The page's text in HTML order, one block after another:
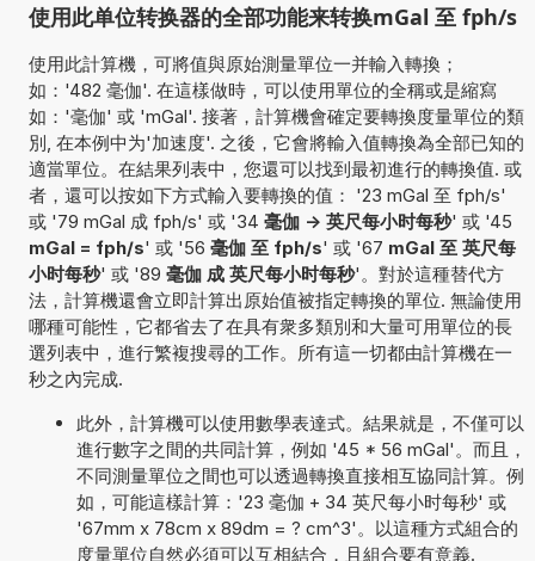
使用此单位转换器的全部功能来转换mGal 至 fph/s
使用此計算機，可將值與原始測量單位一并輸入轉換；
如：'482 毫伽'. 在這樣做時，可以使用單位的全稱或是縮寫
如：'毫伽' 或 'mGal'. 接著，計算機會確定要轉換度量單位的類
別, 在本例中为'加速度'. 之後，它會將輸入值轉換為全部已知的
適當單位。在結果列表中，您還可以找到最初進行的轉換值. 或
者，還可以按如下方式輸入要轉換的值： '23 mGal 至 fph/s'
或 '79 mGal 成 fph/s' 或 '34 毫伽 -> 英尺每小时每秒' 或 '45
mGal = fph/s' 或 '56 毫伽 至 fph/s' 或 '67 mGal 至 英尺每
小时每秒' 或 '89 毫伽 成 英尺每小时每秒'。對於這種替代方
法，計算機還會立即計算出原始值被指定轉換的單位. 無論使用
哪種可能性，它都省去了在具有衆多類別和大量可用單位的長
選列表中，進行繁複搜尋的工作。所有這一切都由計算機在一
秒之內完成.
此外，計算機可以使用數學表達式。結果就是，不僅可以
進行數字之間的共同計算，例如 '45 * 56 mGal'。而且，
不同測量單位之間也可以透過轉換直接相互協同計算。例
如，可能這樣計算：'23 毫伽 + 34 英尺每小时每秒' 或
'67mm x 78cm x 89dm = ? cm^3'。以這種方式組合的
度量單位自然必須可以互相結合，且組合要有意義.